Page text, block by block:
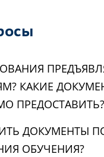
КАКИЕ
ПРЕДОСТАВИТЬ?
ДОКУМЕНТЫ
ОБУЧЕНИЯ?